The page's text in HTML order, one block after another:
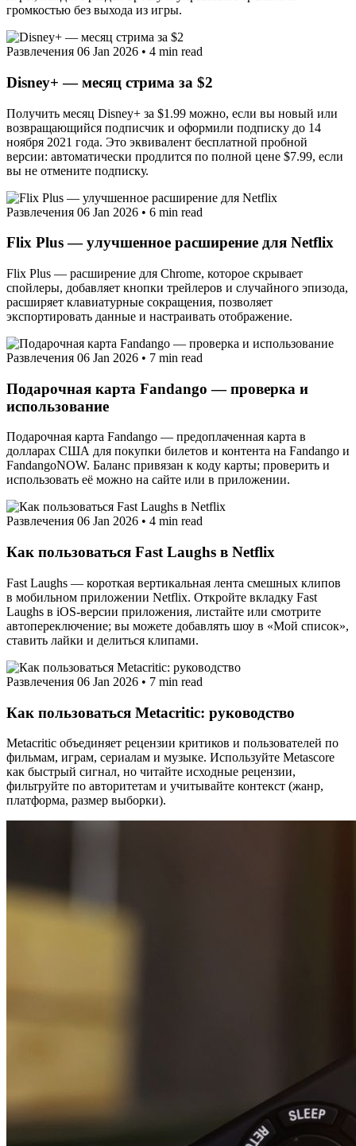
громкостью без выхода из игры.
Развлечения 06 Jan 2026 • 4 min read
Disney+ — месяц стрима за $2
Получить месяц Disney+ за $1.99 можно, если вы новый или
возвращающийся подписчик и оформили подписку до 14
ноября 2021 года. Это эквивалент бесплатной пробной
версии: автоматически продлится по полной цене $7.99, если
вы не отмените подписку.
Развлечения 06 Jan 2026 • 6 min read
Flix Plus — улучшенное расширение для Netflix
Flix Plus — расширение для Chrome, которое скрывает
спойлеры, добавляет кнопки трейлеров и случайного эпизода,
расширяет клавиатурные сокращения, позволяет
экспортировать данные и настраивать отображение.
Развлечения 06 Jan 2026 • 7 min read
Подарочная карта Fandango — проверка и
использование
Подарочная карта Fandango — предоплаченная карта в
долларах США для покупки билетов и контента на Fandango и
FandangoNOW. Баланс привязан к коду карты; проверить и
использовать её можно на сайте или в приложении.
Развлечения 06 Jan 2026 • 4 min read
Как пользоваться Fast Laughs в Netflix
Fast Laughs — короткая вертикальная лента смешных клипов
в мобильном приложении Netflix. Откройте вкладку Fast
Laughs в iOS‑версии приложения, листайте или смотрите
автопереключение; вы можете добавлять шоу в «Мой список»,
ставить лайки и делиться клипами.
Развлечения 06 Jan 2026 • 7 min read
Как пользоваться Metacritic: руководство
Metacritic объединяет рецензии критиков и пользователей по
фильмам, играм, сериалам и музыке. Используйте Metascore
как быстрый сигнал, но читайте исходные рецензии,
фильтруйте по авторитетам и учитывайте контекст (жанр,
платформа, размер выборки).